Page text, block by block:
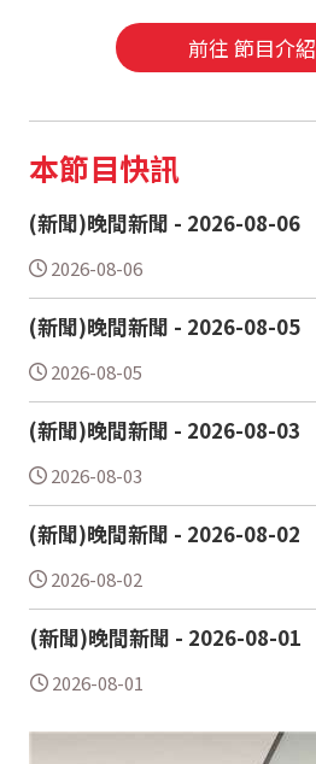
前往 節目介紹
本節目快訊
(新聞)晚間新聞 - 2026-08-06
2026-08-06
(新聞)晚間新聞 - 2026-08-05
2026-08-05
(新聞)晚間新聞 - 2026-08-03
2026-08-03
(新聞)晚間新聞 - 2026-08-02
2026-08-02
(新聞)晚間新聞 - 2026-08-01
2026-08-01